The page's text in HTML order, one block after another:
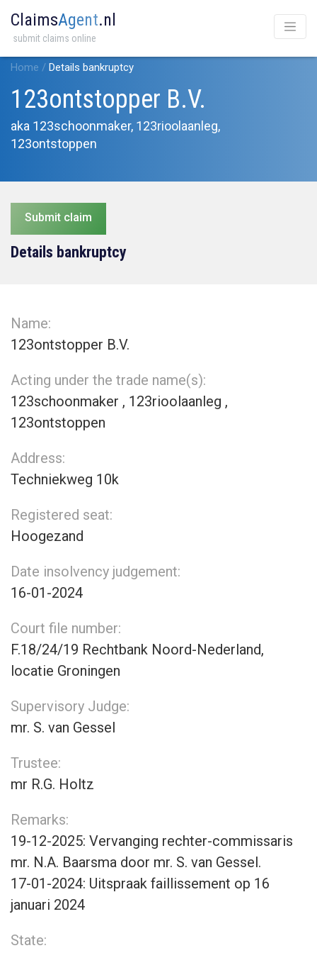
ClaimsAgent.nl
submit claims online
Home / Details bankruptcy
123ontstopper B.V.
aka 123schoonmaker, 123rioolaanleg,
123ontstoppen
Submit claim
Details bankruptcy
Name:
123ontstopper B.V.
Acting under the trade name(s):
123schoonmaker , 123rioolaanleg ,
123ontstoppen
Address:
Techniekweg 10k
Registered seat:
Hoogezand
Date insolvency judgement:
16-01-2024
Court file number:
F.18/24/19 Rechtbank Noord-Nederland,
locatie Groningen
Supervisory Judge:
mr. S. van Gessel
Trustee:
mr R.G. Holtz
Remarks:
19-12-2025: Vervanging rechter-commissaris
mr. N.A. Baarsma door mr. S. van Gessel.
17-01-2024: Uitspraak faillissement op 16
januari 2024
State: